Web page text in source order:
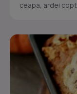
ceapa, ardei copt